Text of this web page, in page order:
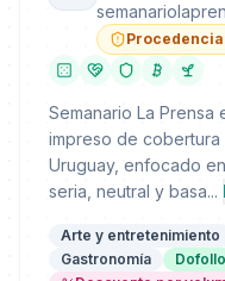
Semanario La
impreso de cobertura
Uruguay, enfocado
seria, neutral y basa...
Arte y entretenimiento
Gastronomía